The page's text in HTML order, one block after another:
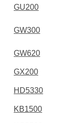
GU200
GW300
GW620
GX200
HD5330
KB1500